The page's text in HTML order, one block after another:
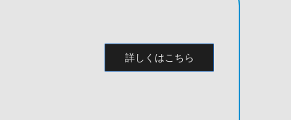
詳しくはこちら